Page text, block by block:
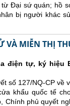
Đại sứ quán; hồ
bị người khác
VÀ MIỄN THỊ
điện tự, ký hiệu
số 127/NQ-CP về
khẩu quốc tế
Chính phủ quyết